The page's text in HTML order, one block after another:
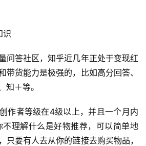
识
问答社区，知乎近几年正处于变现红
带货能力是极强的，比如高分回答、
知＋等。
作者等级在4级以上，并且一个月内
理解什么是好物推荐，可以简单地
只要有人去从你的链接去购买物品，